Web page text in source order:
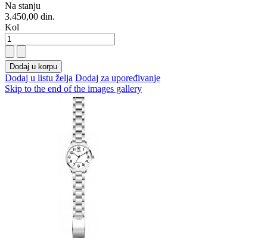
Na stanju
3.450,00 din.
Kol
Dodaj u korpu
Dodaj u listu želja Dodaj za upoređivanje
Skip to the end of the images gallery